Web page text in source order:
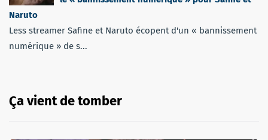
Naruto
Less streamer Safine et Naruto écopent d'un « bannissement
numérique » de s...
Ça vient de tomber